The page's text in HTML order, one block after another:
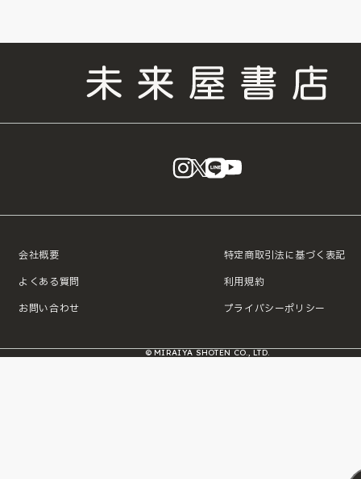
instagram
X LINE
会社概要
よくある質問
お問い合わせ
特定商取引法に基づく表記
利用規約
プライバシーポリシー
© MIRAIYA SHOTEN CO., LTD.